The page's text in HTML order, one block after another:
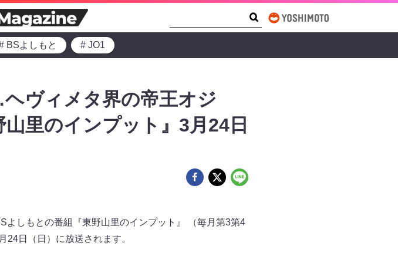
BSよしもと # JO1
ヴィメタ界の帝王オジ
里のインプット』3月24日
しもとの番組『東野山里のインプット』 （毎月第3第4
日（日）に放送されます。